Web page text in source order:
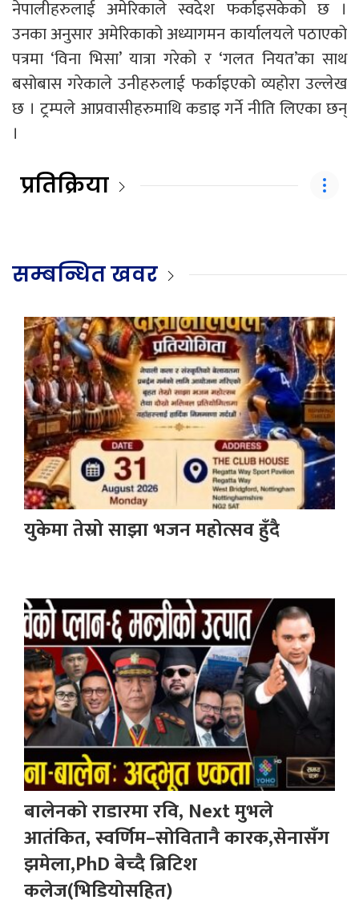
नेपालीहरुलाई अमेरिकाले स्वदेश फर्काइसकेको छ ।
उनका अनुसार अमेरिकाको अध्यागमन कार्यालयले पठाएको
पत्रमा ‘विना भिसा’ यात्रा गरेको र ‘गलत नियत’का साथ
बसोबास गरेकाले उनीहरुलाई फर्काइएको व्यहोरा उल्लेख
छ । ट्रम्पले आप्रवासीहरुमाथि कडाइ गर्ने नीति लिएका छन्
।
प्रतिक्रिया
सम्बन्धित खवर
युकेमा तेस्रो साझा भजन महोत्सव हुँदै
बालेनको राडारमा रवि, Next मुभले
आतंकित, स्वर्णिम–सोवितानै कारक,सेनासँग
झमेला,PhD बेच्दै ब्रिटिश
कलेज(भिडियोसहित)